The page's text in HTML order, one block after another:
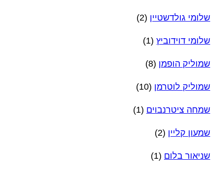
שלומי גולדשטיין (2)
שלומי דוידוביץ (1)
שמוליק הופמן (8)
שמוליק לוטרמן (10)
שמחה ציטרנבוים (1)
שמעון קליין (2)
שניאור בלום (1)